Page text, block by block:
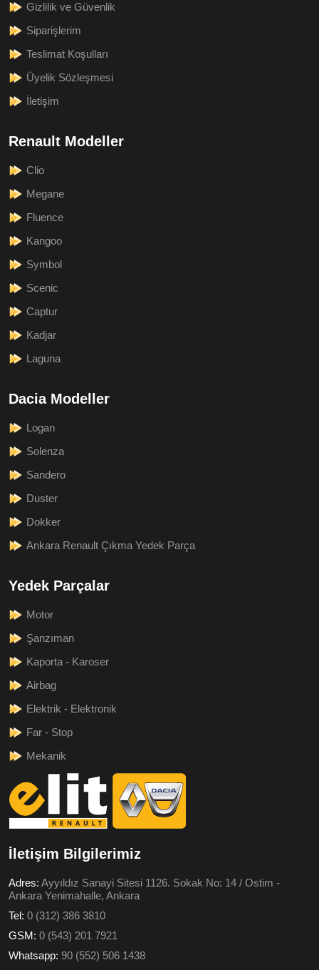
Gizlilik ve Güvenlik
Siparişlerim
Teslimat Koşulları
Üyelik Sözleşmesi
İletişim
Renault Modeller
Clio
Megane
Fluence
Kangoo
Symbol
Scenic
Captur
Kadjar
Laguna
Dacia Modeller
Logan
Solenza
Sandero
Duster
Dokker
Ankara Renault Çıkma Yedek Parça
Yedek Parçalar
Motor
Şanzıman
Kaporta - Karoser
Airbag
Elektrik - Elektronik
Far - Stop
Mekanik
İletişim Bilgilerimiz
Adres: Ayyıldız Sanayi Sitesi 1126. Sokak No: 14 / Ostim -
Ankara Yenimahalle, Ankara
Tel: 0 (312) 386 3810
GSM: 0 (543) 201 7921
Whatsapp: 90 (552) 506 1438